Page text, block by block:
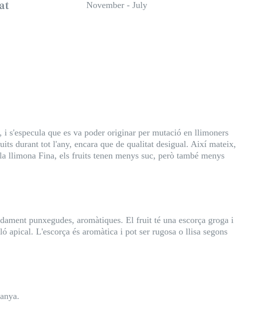
November - July
s'especula que es va poder originar per mutació en llimoners
durant tot l'any, encara que de qualitat desigual. Així mateix,
llimona Fina, els fruits tenen menys suc, però també menys
punxegudes, aromàtiques. El fruit té una escorça groga i
L'escorça és aromàtica i pot ser rugosa o llisa segons